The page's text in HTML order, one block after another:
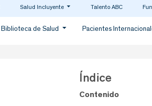
Salud Incluyente Talento ABC
Biblioteca de Salud Pacientes
Índice
Contenido